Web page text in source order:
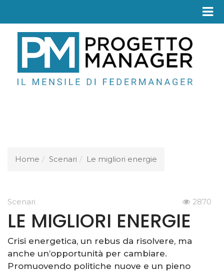
Home Scenari Le migliori energie
Scenari 2870
LE MIGLIORI ENERGIE
Crisi energetica, un rebus da risolvere, ma
anche un’opportunità per cambiare.
Promuovendo politiche nuove e un pieno